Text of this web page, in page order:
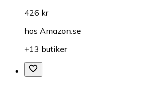
426 kr
hos Amazon.se
+13 butiker